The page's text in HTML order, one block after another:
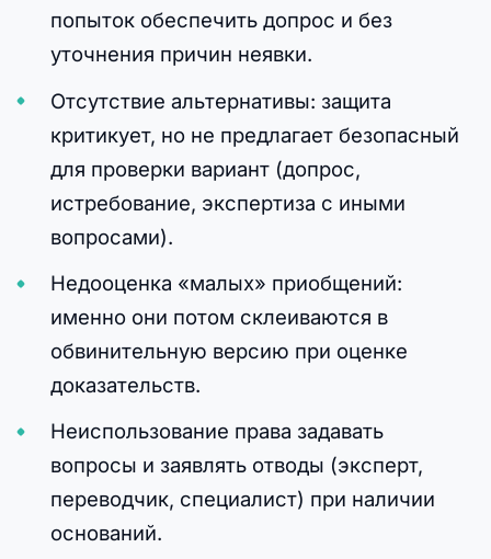
попыток обеспечить допрос и без
уточнения причин неявки.
Отсутствие альтернативы: защита
критикует, но не предлагает безопасный
для проверки вариант (допрос,
истребование, экспертиза с иными
вопросами).
Недооценка «малых» приобщений:
именно они потом склеиваются в
обвинительную версию при оценке
доказательств.
Неиспользование права задавать
вопросы и заявлять отводы (эксперт,
переводчик, специалист) при наличии
оснований.